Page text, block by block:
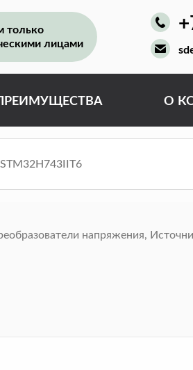
только
лицами
О
напряжения,